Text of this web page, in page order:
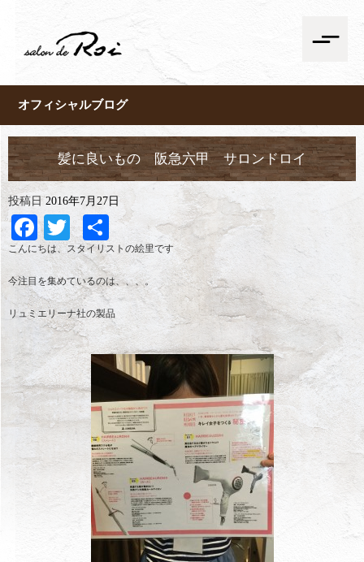
オフィシャルブログ
髪に良いもの 阪急六甲 サロンドロイ
投稿日 2016年7月27日
Facebook
Twitter
共
有
こんにちは、スタイリストの絵里です
今注目を集めているのは、、、。
リュミエリーナ社の製品